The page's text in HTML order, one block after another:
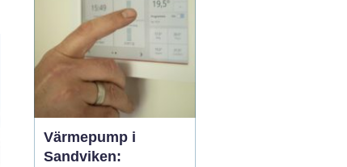
Värmepump i
Sandviken: